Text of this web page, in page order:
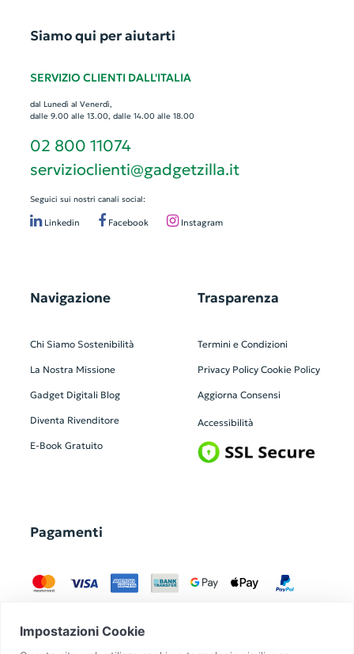
Siamo qui per aiutarti
SERVIZIO CLIENTI DALL'ITALIA
dal Lunedì al Venerdì,
dalle 9.00 alle 13.00, dalle 14.00 alle 18.00
02 800 11074
servizioclienti@gadgetzilla.it
Seguici sui nostri canali social:
Linkedin Facebook Instagram
Navigazione
Chi Siamo Sostenibilità
La Nostra Missione
Gadget Digitali Blog
Diventa Rivenditore
E-Book Gratuito
Trasparenza
Termini e Condizioni
Privacy Policy Cookie Policy
Aggiorna Consensi
Accessibilità
Pagamenti